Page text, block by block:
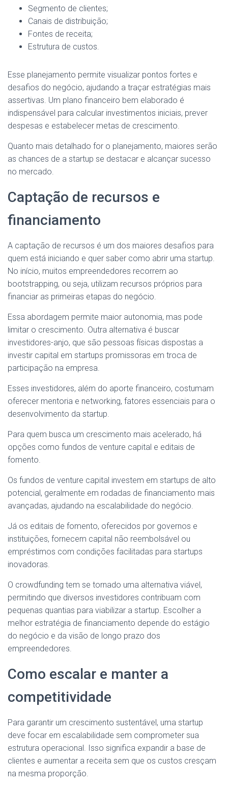
Segmento de clientes;
Canais de distribuição;
Fontes de receita;
Estrutura de custos.
Esse planejamento permite visualizar pontos fortes e
desafios do negócio, ajudando a traçar estratégias mais
assertivas. Um plano financeiro bem elaborado é
indispensável para calcular investimentos iniciais, prever
despesas e estabelecer metas de crescimento.
Quanto mais detalhado for o planejamento, maiores serão
as chances de a startup se destacar e alcançar sucesso
no mercado.
Captação de recursos e
financiamento
A captação de recursos é um dos maiores desafios para
quem está iniciando e quer saber como abrir uma startup.
No início, muitos empreendedores recorrem ao
bootstrapping, ou seja, utilizam recursos próprios para
financiar as primeiras etapas do negócio.
Essa abordagem permite maior autonomia, mas pode
limitar o crescimento. Outra alternativa é buscar
investidores-anjo, que são pessoas físicas dispostas a
investir capital em startups promissoras em troca de
participação na empresa.
Esses investidores, além do aporte financeiro, costumam
oferecer mentoria e networking, fatores essenciais para o
desenvolvimento da startup.
Para quem busca um crescimento mais acelerado, há
opções como fundos de venture capital e editais de
fomento.
Os fundos de venture capital investem em startups de alto
potencial, geralmente em rodadas de financiamento mais
avançadas, ajudando na escalabilidade do negócio.
Já os editais de fomento, oferecidos por governos e
instituições, fornecem capital não reembolsável ou
empréstimos com condições facilitadas para startups
inovadoras.
O crowdfunding tem se tornado uma alternativa viável,
permitindo que diversos investidores contribuam com
pequenas quantias para viabilizar a startup. Escolher a
melhor estratégia de financiamento depende do estágio
do negócio e da visão de longo prazo dos
empreendedores.
Como escalar e manter a
competitividade
Para garantir um crescimento sustentável, uma startup
deve focar em escalabilidade sem comprometer sua
estrutura operacional. Isso significa expandir a base de
clientes e aumentar a receita sem que os custos cresçam
na mesma proporção.